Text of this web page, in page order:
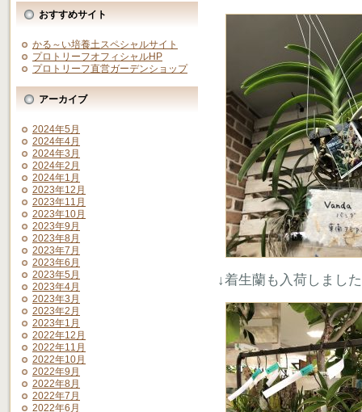
おすすめサイト
かる～い培養土スペシャルサイト
プロトリーフオフィシャルHP
プロトリーフ直営ガーデンショップ
アーカイブ
2024年5月
2024年4月
2024年3月
2024年2月
2024年1月
2023年12月
2023年11月
2023年10月
2023年9月
2023年8月
2023年7月
2023年6月
2023年5月
2023年4月
2023年3月
2023年2月
2023年1月
2022年12月
2022年11月
2022年10月
2022年9月
2022年8月
2022年7月
2022年6月
↓着生蘭も入荷しまし